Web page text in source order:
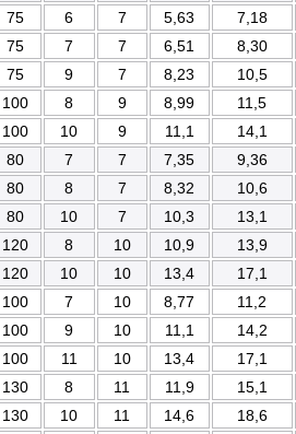
75 6 7 5,63
7,18
75 7 7 6,51
8,30
75 9 7 8,23
10,5
100 8 9 8,99
11,5
100 10 9 11,1
14,1
80 7 7 7,35
9,36
80 8 7 8,32
10,6
80 10 7 10,3
13,1
120 8 10 10,9
13,9
120 10 10 13,4
17,1
100 7 10 8,77
11,2
100 9 10 11,1
14,2
100 11 10 13,4
17,1
130 8 11 11,9
15,1
130 10 11 14,6
18,6